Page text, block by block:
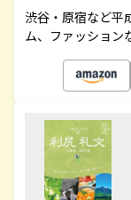
渋谷・原宿など平
ム、ファッション